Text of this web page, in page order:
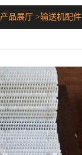
产品展厅 >输送机配件